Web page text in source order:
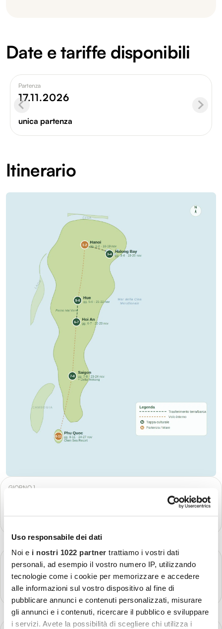
Uso responsabile dei dati
Noi e i nostri 1022 partner trattiamo i vostri dati
personali, ad esempio il vostro numero IP, utilizzando
tecnologie come i cookie per memorizzare e accedere
alle informazioni sul vostro dispositivo al fine di
pubblicare annunci e contenuti personalizzati, misurare
gli annunci e i contenuti, ricercare il pubblico e sviluppare
i servizi. Avete la possibilità di scegliere chi utilizza i
Date e tariffe disponibili
Partenza
17.11.2026
unica partenza
Itinerario
GIORNO 1
Più dettagli
Hanoi
Più dettagli